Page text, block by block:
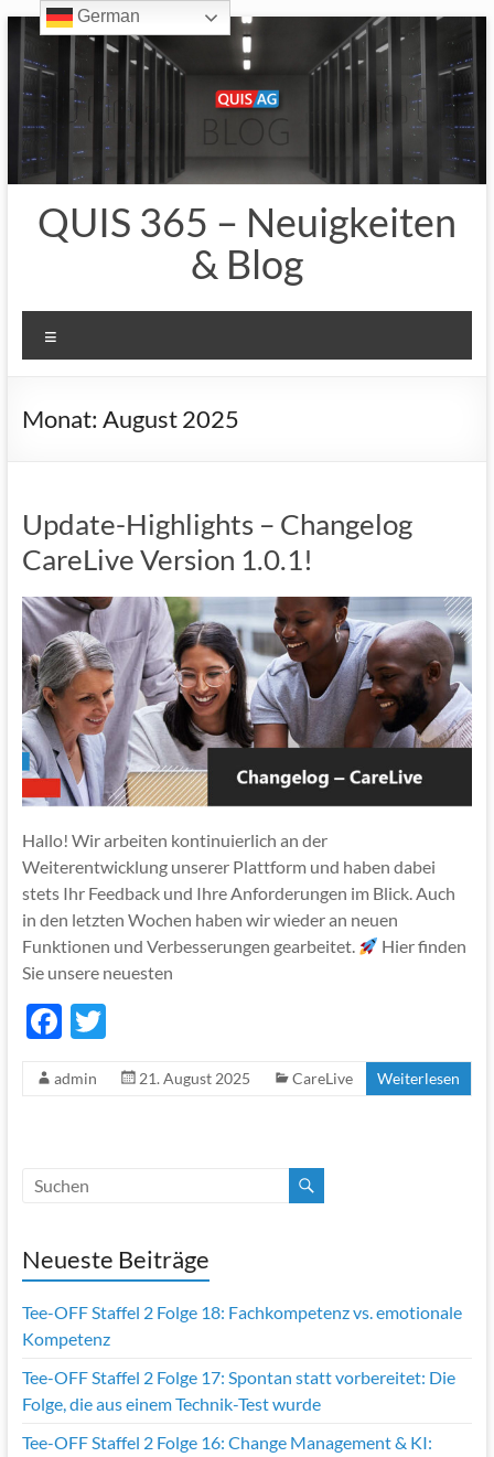
Inhalt
springen
QUIS 365 – Neuigkeiten
& Blog
Monat: August 2025
Update-Highlights – Changelog
CareLive Version 1.0.1!
Hallo! Wir arbeiten kontinuierlich an der
Weiterentwicklung unserer Plattform und haben dabei
stets Ihr Feedback und Ihre Anforderungen im Blick. Auch
in den letzten Wochen haben wir wieder an neuen
Funktionen und Verbesserungen gearbeitet.
Hier finden
Sie unsere neuesten
F
e
o
T
itt
admin 21. August 2025 CareLive Weiterlesen
Neueste Beiträge
Tee-OFF Staffel 2 Folge 18: Fachkompetenz vs. emotionale
Kompetenz
Tee-OFF Staffel 2 Folge 17: Spontan statt vorbereitet: Die
Folge, die aus einem Technik-Test wurde
Tee-OFF Staffel 2 Folge 16: Change Management & KI:
German